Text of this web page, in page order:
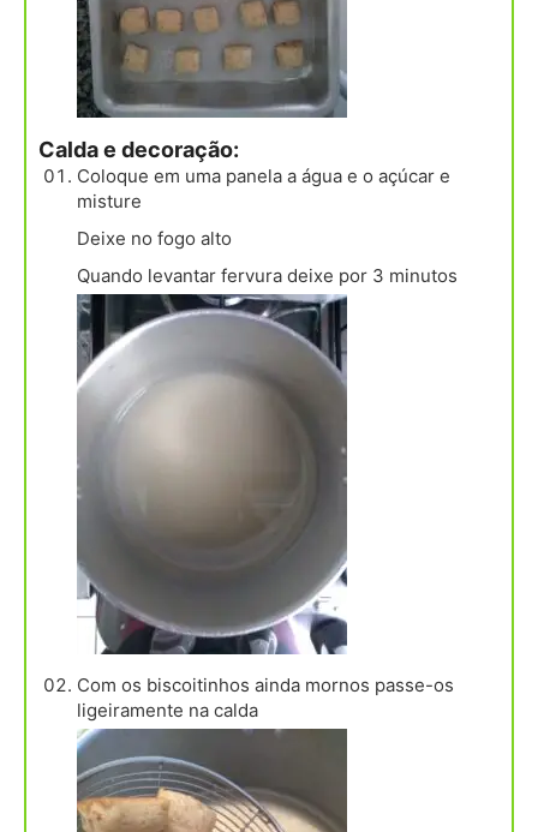
Calda e decoração:
Coloque em uma panela a água e o açúcar e
misture
Deixe no fogo alto
Quando levantar fervura deixe por 3 minutos
Com os biscoitinhos ainda mornos passe-os
ligeiramente na calda